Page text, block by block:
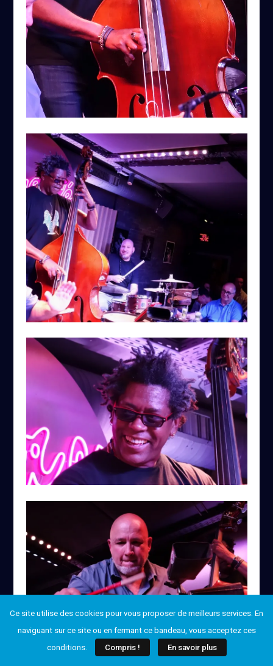
Ce site utilise des cookies pour vous proposer de meilleurs services. En
naviguant sur ce site ou en fermant ce bandeau, vous acceptez ces
conditions.
Compris ! En savoir plus